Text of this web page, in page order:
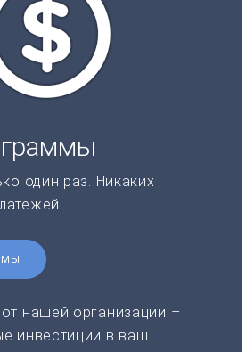
один раз. Никаких
нашей организации –
инвестиции в ваш